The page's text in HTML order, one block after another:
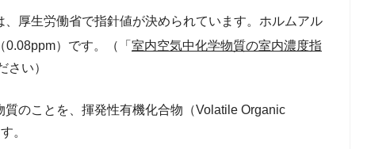
厚生労働省で指針値が決められています。ホルムアル
（0.08ppm）です。（「 室内空気中化学物質の室内濃度指
さい）
のことを、揮発性有機化合物（Volatile Organic
。